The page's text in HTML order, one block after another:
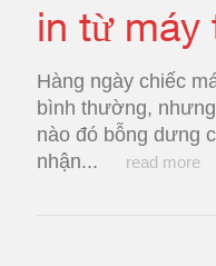
in từ máy
Hàng ngày chiếc
bình thường,
nào đó bỗng dưng
nhận...
read more